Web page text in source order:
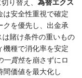
り替え、 為替エクス
は安全性重視で確定
クを優先し、出金承
賭け条件の重いもの
機種で消化率を安定
一貫性を崩さずにロ
間価値を最大化し